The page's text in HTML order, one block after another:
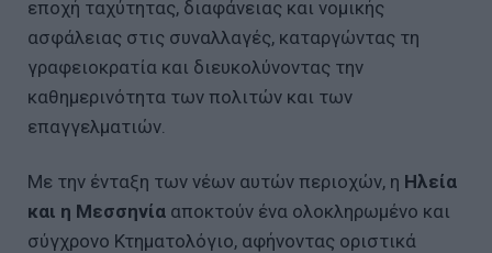
εποχή ταχύτητας, διαφάνειας και νομικής
ασφάλειας στις συναλλαγές, καταργώντας τη
γραφειοκρατία και διευκολύνοντας την
καθημερινότητα των πολιτών και των
επαγγελματιών.
Με την ένταξη των νέων αυτών περιοχών, η Ηλεία
και η Μεσσηνία αποκτούν ένα ολοκληρωμένο και
σύγχρονο Κτηματολόγιο, αφήνοντας οριστικά